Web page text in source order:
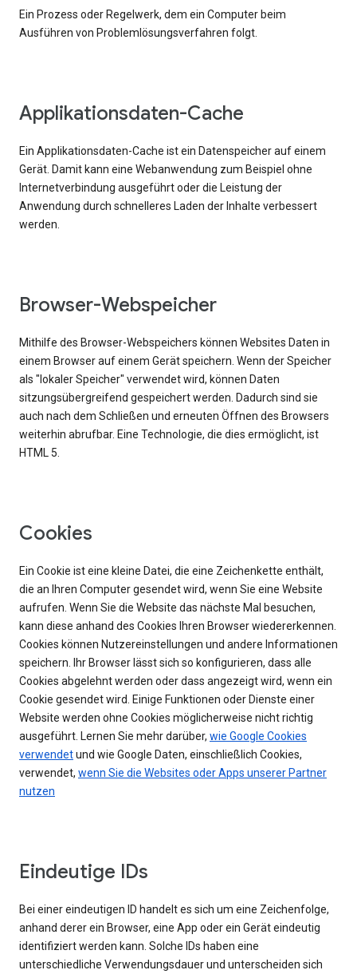
Ein Prozess oder Regelwerk, dem ein Computer beim
Ausführen von Problemlösungsverfahren folgt.
Applikationsdaten-Cache
Ein Applikationsdaten-Cache ist ein Datenspeicher auf einem
Gerät. Damit kann eine Webanwendung zum Beispiel ohne
Internetverbindung ausgeführt oder die Leistung der
Anwendung durch schnelleres Laden der Inhalte verbessert
werden.
Browser-Webspeicher
Mithilfe des Browser-Webspeichers können Websites Daten in
einem Browser auf einem Gerät speichern. Wenn der Speicher
als "lokaler Speicher" verwendet wird, können Daten
sitzungsübergreifend gespeichert werden. Dadurch sind sie
auch nach dem Schließen und erneuten Öffnen des Browsers
weiterhin abrufbar. Eine Technologie, die dies ermöglicht, ist
HTML 5.
Cookies
Ein Cookie ist eine kleine Datei, die eine Zeichenkette enthält,
die an Ihren Computer gesendet wird, wenn Sie eine Website
aufrufen. Wenn Sie die Website das nächste Mal besuchen,
kann diese anhand des Cookies Ihren Browser wiedererkennen.
Cookies können Nutzereinstellungen und andere Informationen
speichern. Ihr Browser lässt sich so konfigurieren, dass alle
Cookies abgelehnt werden oder dass angezeigt wird, wenn ein
Cookie gesendet wird. Einige Funktionen oder Dienste einer
Website werden ohne Cookies möglicherweise nicht richtig
ausgeführt. Lernen Sie mehr darüber, wie Google Cookies
verwendetund wie Google Daten, einschließlich Cookies,
verwendet, wenn Sie die Websites oder Apps unserer Partner
nutzen
Eindeutige IDs
Bei einer eindeutigen ID handelt es sich um eine Zeichenfolge,
anhand derer ein Browser, eine App oder ein Gerät eindeutig
identifiziert werden kann. Solche IDs haben eine
unterschiedliche Verwendungsdauer und unterscheiden sich